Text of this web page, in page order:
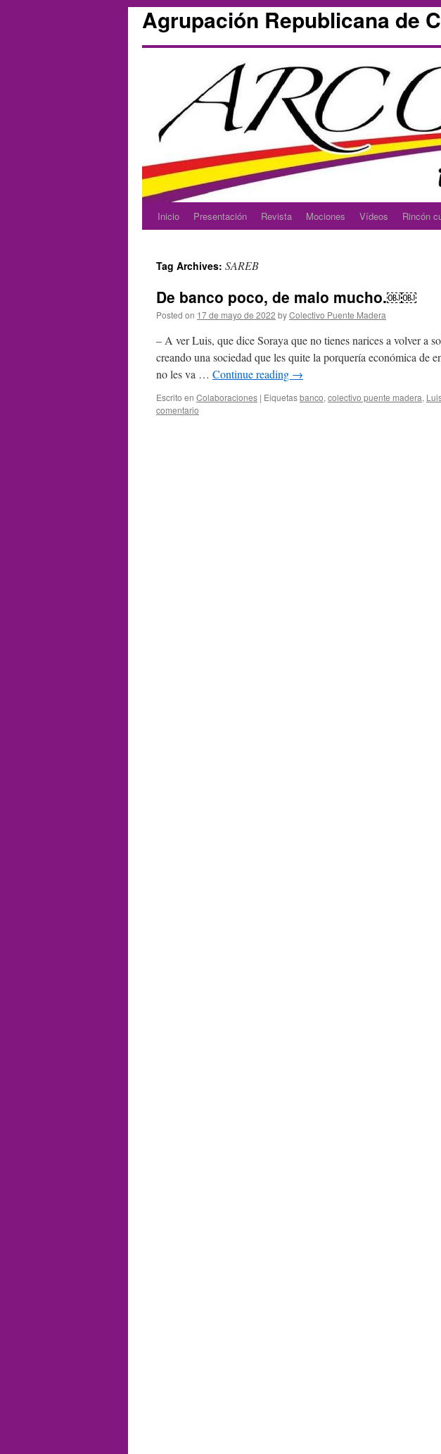
Agrupación Republicana de
Skip
content
Inicio Presentación Revista Mociones Vídeos Rincón
Tag Archives: SAREB
De banco poco, de malo mucho.￼￼
Posted on 17 de mayo de 2022 byColectivo Puente Madera
– A ver Luis, que dice Soraya que no tienes narices a volver a
creando una sociedad que les quite la porquería económica de
no les va … Continue reading →
Escrito en Colaboraciones | Eiquetasbanco, colectivo puente madera,
comentario